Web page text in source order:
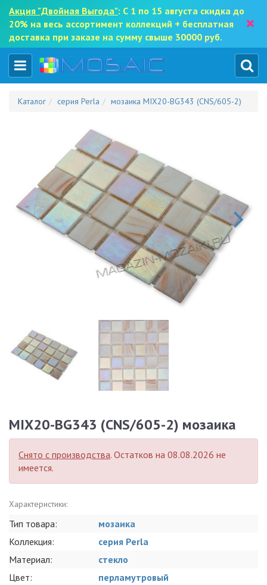
Акция "Двойная Выгода": С 1 по 15 августа скидка до
20% на весь ассортимент коллекций + бесплатная
доставка при заказе на сумму свыше 30000 руб.
×
Каталог серия Perla мозаика MIX20-BG343 (CNS/605-2)
MIX20-BG343 (CNS/605-2) мозаика
Снято с производства. Остатков на 08.08.2026 не
имеется.
Характеристики:
Тип товара:
мозаика
Коллекция:
серия Perla
Материал:
стекло
Цвет:
перламутровый